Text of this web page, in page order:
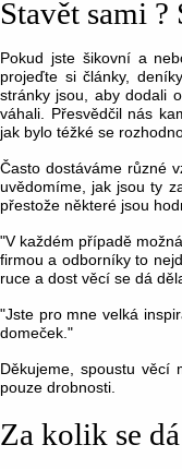
Stavět sami
Pokud jste šikovní a
projeďte si články,
stránky jsou, aby dodali
váhali. Přesvědčil nás
jak bylo téžké se
Často dostáváme různé
uvědomíme, jak jsou ty
přestože některé jsou
"V každém případě
firmou a odborníky to
ruce a dost věcí se dá
"Jste pro mne velká
domeček."
Děkujeme, spoustu věcí
pouze drobnosti.
Za kolik se